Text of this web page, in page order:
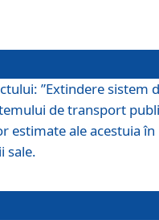
”Extindere sistem
de transport
estimate ale acestuia în
sale.